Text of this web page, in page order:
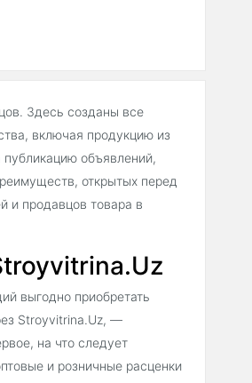
Здесь созданы все
включая продукцию из
объявлений,
открытых перед
и продавцов товара в
выгодно приобретать
Stroyvitrina.Uz, —
на что следует
и розничные расценки